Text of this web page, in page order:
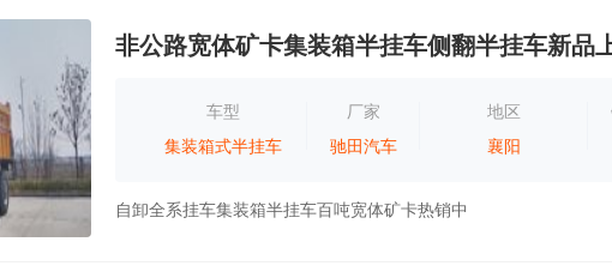
非公路宽体矿卡集装箱半挂车侧翻半挂车新品
车型
集装箱式半挂车
厂家
驰田汽车
地区
襄阳
自卸全系挂车集装箱半挂车百吨宽体矿卡热销中